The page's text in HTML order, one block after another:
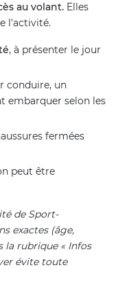
au volant. Elles
l'activité.
, à présenter le jour
conduire, un
embarquer selon les
fermées
peut être
de Sport-
exactes (âge,
la rubrique « Infos
évite toute